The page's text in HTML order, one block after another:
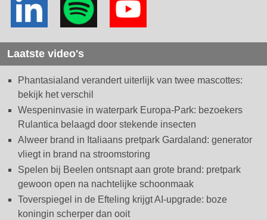
Laatste video's
Phantasialand verandert uiterlijk van twee mascottes:
bekijk het verschil
Wespeninvasie in waterpark Europa-Park: bezoekers
Rulantica belaagd door stekende insecten
Alweer brand in Italiaans pretpark Gardaland: generator
vliegt in brand na stroomstoring
Spelen bij Beelen ontsnapt aan grote brand: pretpark
gewoon open na nachtelijke schoonmaak
Toverspiegel in de Efteling krijgt AI-upgrade: boze
koningin scherper dan ooit